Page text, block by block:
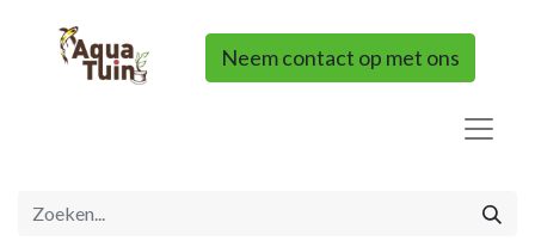
Neem contact op met ons